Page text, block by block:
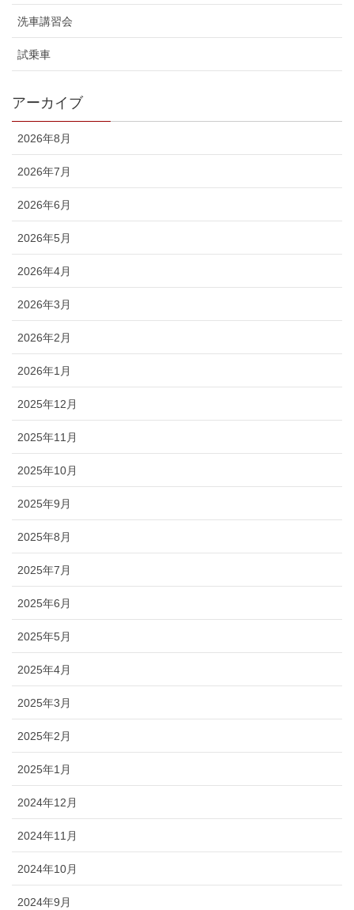
洗車講習会
試乗車
アーカイブ
2026年8月
2026年7月
2026年6月
2026年5月
2026年4月
2026年3月
2026年2月
2026年1月
2025年12月
2025年11月
2025年10月
2025年9月
2025年8月
2025年7月
2025年6月
2025年5月
2025年4月
2025年3月
2025年2月
2025年1月
2024年12月
2024年11月
2024年10月
2024年9月